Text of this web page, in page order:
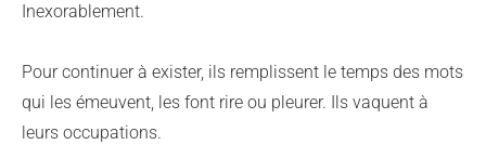
Inexorablement.
Pour continuer à exister, ils remplissent le temps des mots
qui les émeuvent, les font rire ou pleurer. Ils vaquent à
leurs occupations.